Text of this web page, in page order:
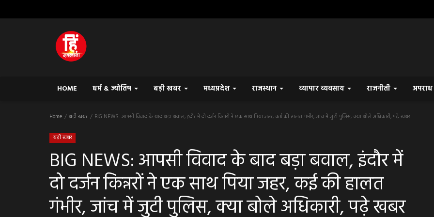
HOME धर्म & ज्योतिष बड़ी खबर मध्यप्रदेश राजस्थान व्यापार व्यवसाय राजनीती अपराध
Home बड़ी खबर BIG NEWS: आपसी विवाद के बाद बड़ा बवाल, इंदौर में दो दर्जन किन्नरों ने एक साथ पिया जहर, कई की हालत गंभीर, जांच में जुटी पुलिस, क्या बोले अधिकारी, पढ़े खबर
बड़ी खबर
BIG NEWS: आपसी विवाद के बाद बड़ा बवाल, इंदौर में
दो दर्जन किन्नरों ने एक साथ पिया जहर, कई की हालत
गंभीर, जांच में जुटी पुलिस, क्या बोले अधिकारी, पढ़े खबर